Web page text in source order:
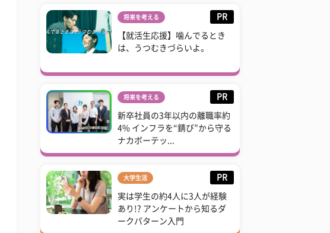
将来を考える PR
【就活生応援】噛んでるとき
は、うつむきづらいよ。
将来を考える PR
新卒社員の3年以内の離職率約
4% インフラを“錆び”から守る
ナカボーテッ...
大学生活 PR
実は学生の約4人に3人が経験
あり!? アンケートから知るダ
ークパターン入門